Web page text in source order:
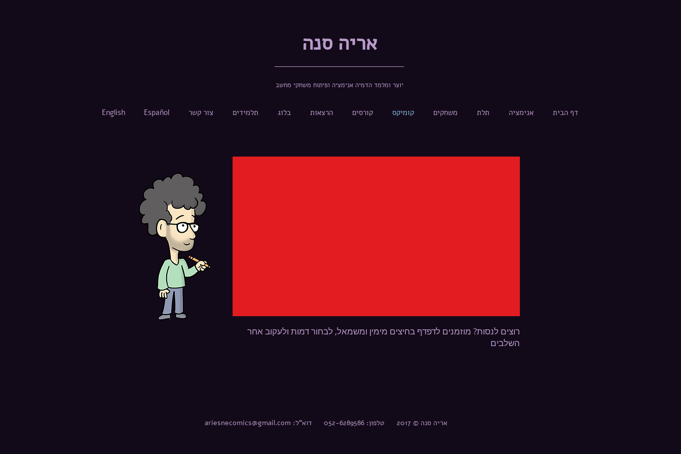
אריה סנה
יוצר ומלמד הדמיה אנימציה ופיתוח משחקי מחשב
דף הבית אנימציה תלת משחקים קומיקס קורסים הרצאות בלוג תלמידים צור קשר Español
English
רוצים לנסות? מוזמנים לדפדף בחיצים מימין ומשמאל, לבחור דמות ולעקוב אחר
השלבים
אריה סנה © 2017 טלפון: 052-6289586 דוא"ל: ariesnecomics@gmail.com